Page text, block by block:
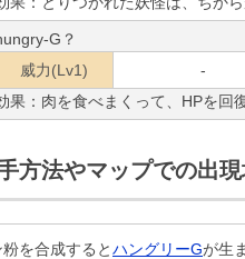
G？
威力(Lv1)
-
果：肉を食べまくって、HPを回
方法やマップでの出
を合成するとハングリーGが生